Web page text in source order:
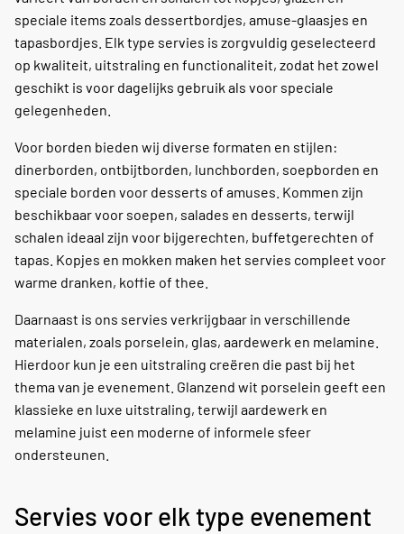
speciale items zoals dessertbordjes, amuse-glaasjes en
tapasbordjes. Elk type servies is zorgvuldig geselecteerd
op kwaliteit, uitstraling en functionaliteit, zodat het zowel
geschikt is voor dagelijks gebruik als voor speciale
gelegenheden.
Voor borden bieden wij diverse formaten en stijlen:
dinerborden, ontbijtborden, lunchborden, soepborden en
speciale borden voor desserts of amuses. Kommen zijn
beschikbaar voor soepen, salades en desserts, terwijl
schalen ideaal zijn voor bijgerechten, buffetgerechten of
tapas. Kopjes en mokken maken het servies compleet voor
warme dranken, koffie of thee.
Daarnaast is ons servies verkrijgbaar in verschillende
materialen, zoals porselein, glas, aardewerk en melamine.
Hierdoor kun je een uitstraling creëren die past bij het
thema van je evenement. Glanzend wit porselein geeft een
klassieke en luxe uitstraling, terwijl aardewerk en
melamine juist een moderne of informele sfeer
ondersteunen.
Servies voor elk type evenement